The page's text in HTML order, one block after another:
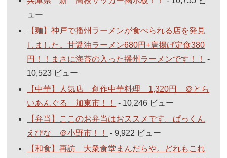
ュー
【麺】神戸で播州ラーメンが食べられる店を発見
しました。甘醤油ラーメン680円+唐揚げ定食380
円！！まさに海苔の入った播州ラーメンです！！
-
10,523 ビュー
【中華】人気店 創作中華料理 1,320円 ＠とら
いあんぐる 加東市！！
- 10,246 ビュー
【弁当】ここのお弁当はおススメです。ぱっくん
えびな ＠小野市！！
- 9,922 ビュー
【和食】再訪 大衆食堂まんだらや。どれもこれ